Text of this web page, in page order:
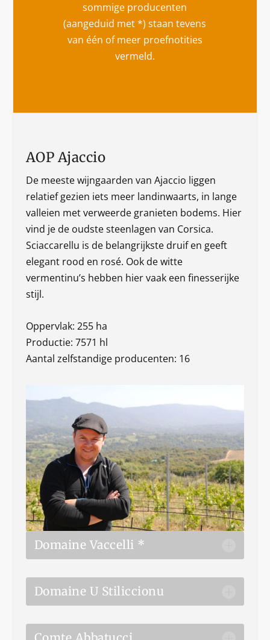
sommige producenten
(aangeduid met *) staan tevens
van één of meer proefnotities
vermeld.
AOP Ajaccio
De meeste wijngaarden van Ajaccio liggen
relatief gezien iets meer landinwaarts, in lange
valleien met verweerde granieten bodems. Hier
vind je de oudste steenlagen van Corsica.
Sciaccarellu is de belangrijkste druif en geeft
elegant rood en rosé. Ook de witte
vermentinu’s hebben hier vaak een finesserijke
stijl.
Oppervlak: 255 ha
Productie: 7571 hl
Aantal zelfstandige producenten: 16
Domaine Vaccelli *
Domaine U Stiliccionu